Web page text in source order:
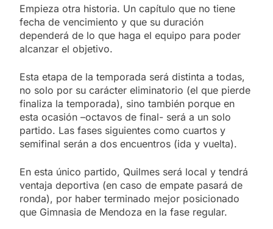
Empieza otra historia. Un capítulo que no tiene
fecha de vencimiento y que su duración
dependerá de lo que haga el equipo para poder
alcanzar el objetivo.
Esta etapa de la temporada será distinta a todas,
no solo por su carácter eliminatorio (el que pierde
finaliza la temporada), sino también porque en
esta ocasión –octavos de final- será a un solo
partido. Las fases siguientes como cuartos y
semifinal serán a dos encuentros (ida y vuelta).
En esta único partido, Quilmes será local y tendrá
ventaja deportiva (en caso de empate pasará de
ronda), por haber terminado mejor posicionado
que Gimnasia de Mendoza en la fase regular.